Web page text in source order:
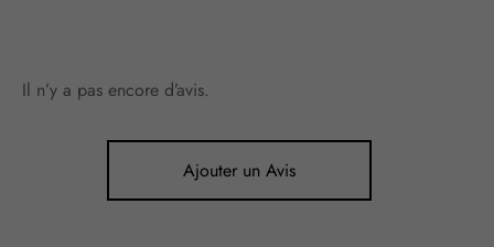
Il n’y a pas encore d’avis.
Ajouter un Avis